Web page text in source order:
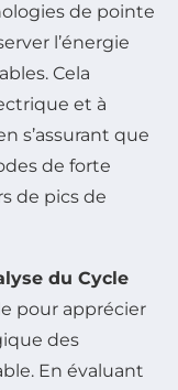
de pointe
l’énergie
Cela
et à
s’assurant que
de forte
de pics de
du Cycle
pour apprécier
des
En évaluant